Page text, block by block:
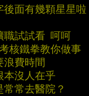
面有幾顆星星啦
職試試看 呵呵
核鐵拳教你做事
費時間
沒人在乎
常去醫院？